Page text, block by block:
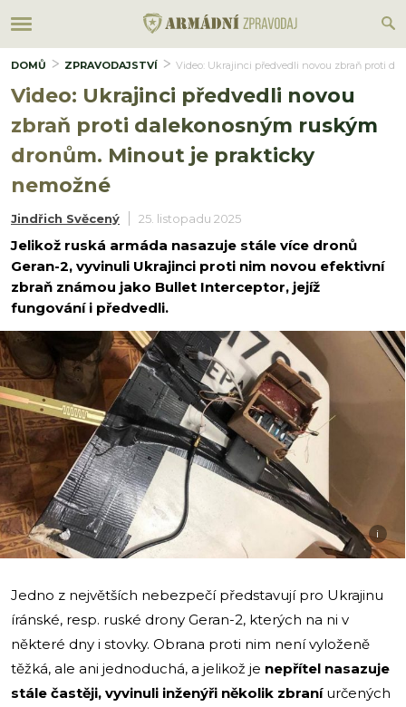
DOMŮ ZPRAVODAJSTVÍ Video: Ukrajinci předvedli novou zbraň proti
Video: Ukrajinci předvedli novou
zbraň proti dalekonosným ruským
dronům. Minout je prakticky
nemožné
Jindřich Svěcený 25. listopadu 2025
Jelikož ruská armáda nasazuje stále více dronů
Geran-2, vyvinuli Ukrajinci proti nim novou efektivní
zbraň známou jako Bullet Interceptor, jejíž
fungování i předvedli.
i
Jedno z největších nebezpečí představují pro Ukrajinu
íránské, resp. ruské drony Geran-2, kterých na ni v
některé dny i stovky. Obrana proti nim není vyloženě
těžká, ale ani jednoduchá, a jelikož je nepřítel nasazuje
stále častěji, vyvinuli inženýři několik zbraníurčených